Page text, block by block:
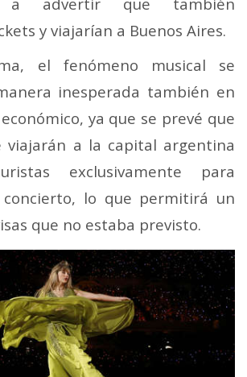
y viajarían a Buenos Aires.
el fenómeno musical se
inesperada también en
ya que se prevé que
viajarán a la capital argentina
exclusivamente para
concierto, lo que permitirá un
que no estaba previsto.